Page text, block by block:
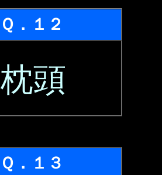
Ｑ．１２
枕頭
Ｑ．１３